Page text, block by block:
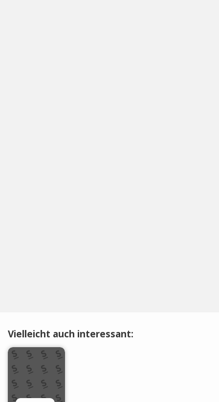
Vielleicht auch interessant: